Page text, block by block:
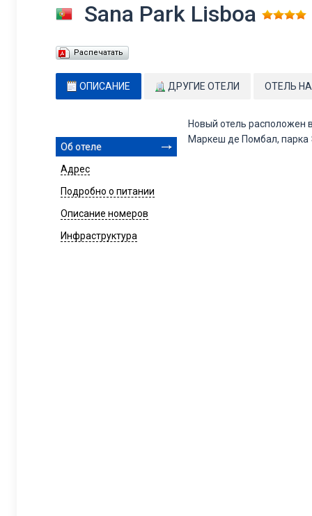
Sana Park Lisboa
Распечатать
ОПИСАНИЕ ДРУГИЕ ОТЕЛИ ОТЕЛЬ
Об отеле
Адрес
Подробно о питании
Описание номеров
Инфраструктура
Новый отель расположен
Маркеш де Помбал, парка